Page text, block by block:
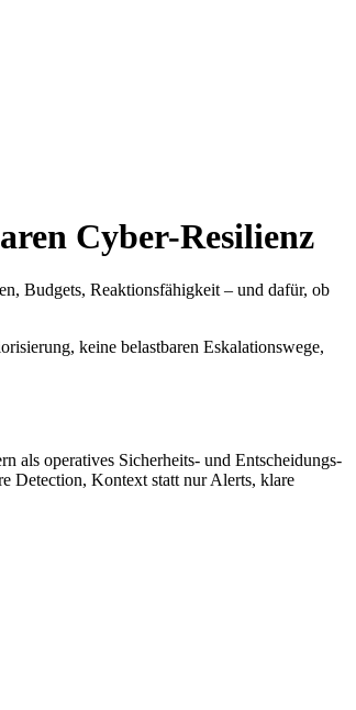
Cyber-Resilienz
Budgets, Reaktionsfähigkeit – und dafür, ob
keine belastbaren Eskalationswege,
als operatives Sicherheits- und Entscheidungs-
Detection, Kontext statt nur Alerts, klare